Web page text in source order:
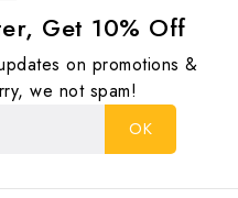
Get 10% Off
on promotions &
we not spam!